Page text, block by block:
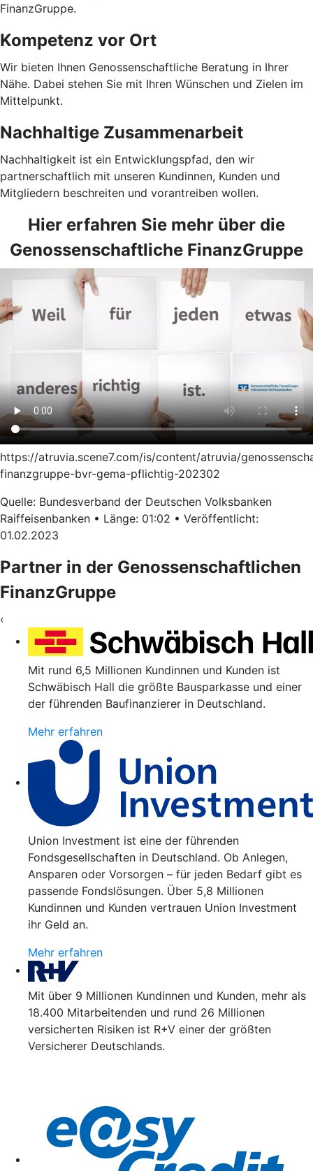
FinanzGruppe.
Kompetenz vor Ort
Wir bieten Ihnen Genossenschaftliche Beratung in Ihrer
Nähe. Dabei stehen Sie mit Ihren Wünschen und Zielen im
Mittelpunkt.
Nachhaltige Zusammenarbeit
Nachhaltigkeit ist ein Entwicklungspfad, den wir
partnerschaftlich mit unseren Kundinnen, Kunden und
Mitgliedern beschreiten und vorantreiben wollen.
Hier erfahren Sie mehr über die
Genossenschaftliche FinanzGruppe
https://atruvia.scene7.com/is/content/atruvia/
finanzgruppe-bvr-gema-pflichtig-202302
Quelle: Bundesverband der Deutschen Volksbanken
Raiffeisenbanken • Länge: 01:02 • Veröffentlicht:
01.02.2023
Partner in der Genossenschaftlichen
FinanzGruppe
‹
Mit rund 6,5 Millionen Kundinnen und Kunden ist
Schwäbisch Hall die größte Bausparkasse und einer
der führenden Baufinanzierer in Deutschland.
Mehr erfahren
Union Investment ist eine der führenden
Fondsgesellschaften in Deutschland. Ob Anlegen,
Ansparen oder Vorsorgen – für jeden Bedarf gibt es
passende Fondslösungen. Über 5,8 Millionen
Kundinnen und Kunden vertrauen Union Investment
ihr Geld an.
Mehr erfahren
Mit über 9 Millionen Kundinnen und Kunden, mehr als
18.400 Mitarbeitenden und rund 26 Millionen
versicherten Risiken ist R+V einer der größten
Versicherer Deutschlands.